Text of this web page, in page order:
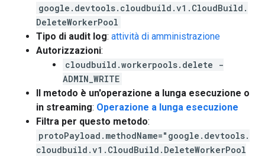
google.devtools.cloudbuild.v1.CloudBuild.
DeleteWorkerPool
Tipo di audit log: attività di amministrazione
Autorizzazioni:
cloudbuild.workerpools.delete -
ADMIN_WRITE
Il metodo è un'operazione a lunga esecuzione o
in streaming: Operazione a lunga esecuzione
Filtra per questo metodo:
protoPayload.methodName="google.devtools.
cloudbuild.v1.CloudBuild.DeleteWorkerPool